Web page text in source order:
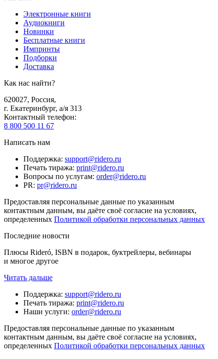
Электронные книги
Аудиокниги
Новинки
Бесплатные книги
Импринты
Подборки
Доставка
Как нас найти?
620027, Россия,
г. Екатеринбург, а/я 313
Контактный телефон:
8 800 500 11 67
Написать нам
Поддержка: support@ridero.ru
Печать тиража: print@ridero.ru
Вопросы по услугам: order@ridero.ru
PR: pr@ridero.ru
Предоставляя персональные данные по указанным
контактным данным, вы даёте своё согласие на условиях,
определенных Политикой обработки персональных данных
Последние новости
Плюсы Rideró, ISBN в подарок, буктрейлеры, вебинары
и многое другое
Читать дальше
Поддержка: support@ridero.ru
Печать тиража: print@ridero.ru
Наши услуги: order@ridero.ru
Предоставляя персональные данные по указанным
контактным данным, вы даёте своё согласие на условиях,
определенных Политикой обработки персональных данных